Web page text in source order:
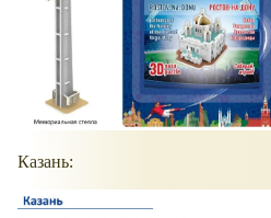
Казань: